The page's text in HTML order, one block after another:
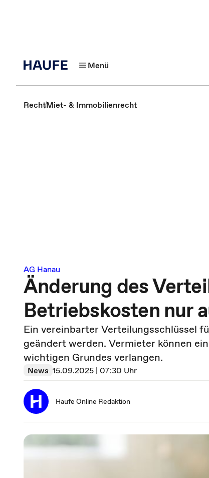
Menü
RechtMiet- & Immobilienrecht
AG Hanau
Änderung des
Betriebskosten nur
Ein vereinbarter Verteilungsschlüssel
geändert werden. Vermieter können
wichtigen Grundes verlangen.
News 15.09.2025 | 07:30 Uhr
Haufe Online Redaktion